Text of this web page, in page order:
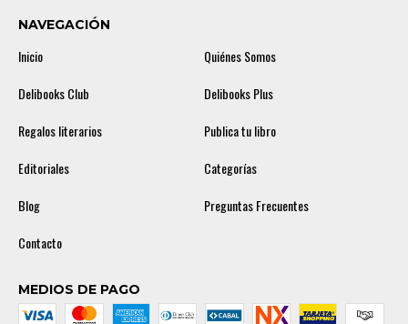
NAVEGACIÓN
Inicio
Quiénes Somos
Delibooks Club
Delibooks Plus
Regalos literarios
Publica tu libro
Editoriales
Categorías
Blog
Preguntas Frecuentes
Contacto
MEDIOS DE PAGO